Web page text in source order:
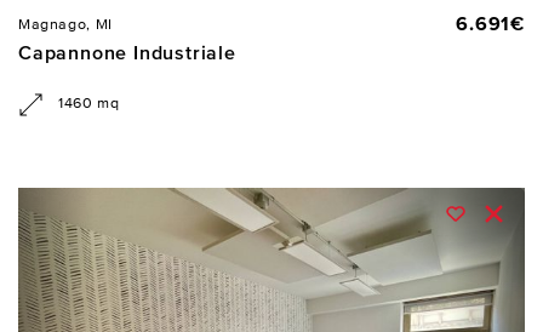
Magnago, MI
6.691€
Capannone Industriale
1460 mq